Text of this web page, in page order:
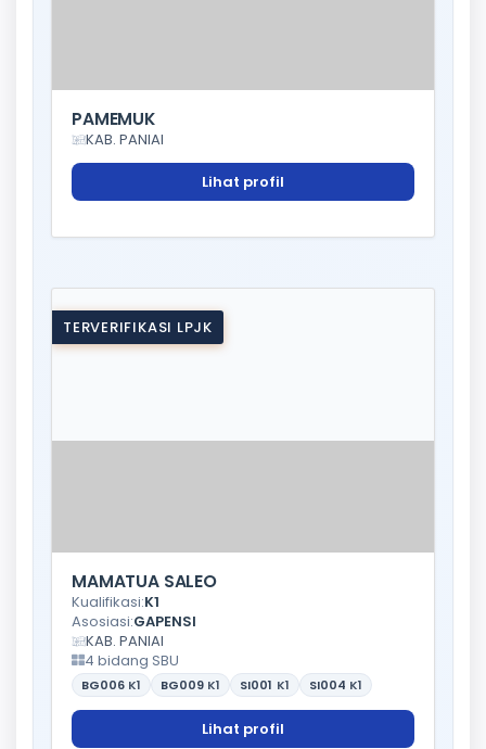
PAMEMUK
KAB. PANIAI
Lihat profil
TERVERIFIKASI LPJK
MAMATUA SALEO
Kualifikasi:K1
Asosiasi:GAPENSI
KAB. PANIAI
4 bidang SBU
BG006 K1 BG009 K1 SI001 K1 SI004 K1
Lihat profil